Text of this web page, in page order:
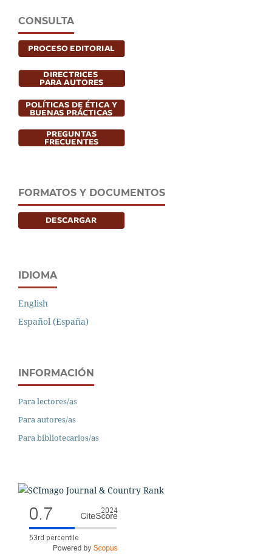
CONSULTA
FORMATOS Y DOCUMENTOS
IDIOMA
English
Español (España)
INFORMACIÓN
Para lectores/as
Para autores/as
Para bibliotecarios/as